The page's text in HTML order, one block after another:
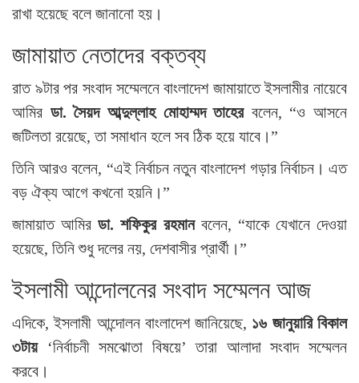
রাখা হয়েছে বলে জানানো হয়।
জামায়াত নেতাদের বক্তব্য
রাত ৯টার পর সংবাদ সম্মেলনে বাংলাদেশ জামায়াতে ইসলামীর নায়েবে
আমির ডা. সৈয়দ আব্দুল্লাহ মোহাম্মদ তাহেরবলেন, “ও আসনে
জটিলতা রয়েছে, তা সমাধান হলে সব ঠিক হয়ে যাবে।”
তিনি আরও বলেন, “এই নির্বাচন নতুন বাংলাদেশ গড়ার নির্বাচন। এত
বড় ঐক্য আগে কখনো হয়নি।”
জামায়াত আমিরডা. শফিকুর রহমানবলেন, “যাকে যেখানে দেওয়া
হয়েছে, তিনি শুধু দলের নয়, দেশবাসীর প্রার্থী।”
ইসলামী আন্দোলনের সংবাদ সম্মেলন আজ
এদিকে, ইসলামী আন্দোলন বাংলাদেশ জানিয়েছে, ১৬ জানুয়ারি বিকাল
৩টায়‘নির্বাচনী সমঝোতা বিষয়ে’ তারা আলাদা সংবাদ সম্মেলন
করবে।